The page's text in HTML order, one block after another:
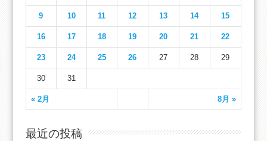
« 2月 8月 »
9 10 11 12 13 14 15
16 17 18 19 20 21 22
23 24 25 26 27 28 29
30 31
最近の投稿